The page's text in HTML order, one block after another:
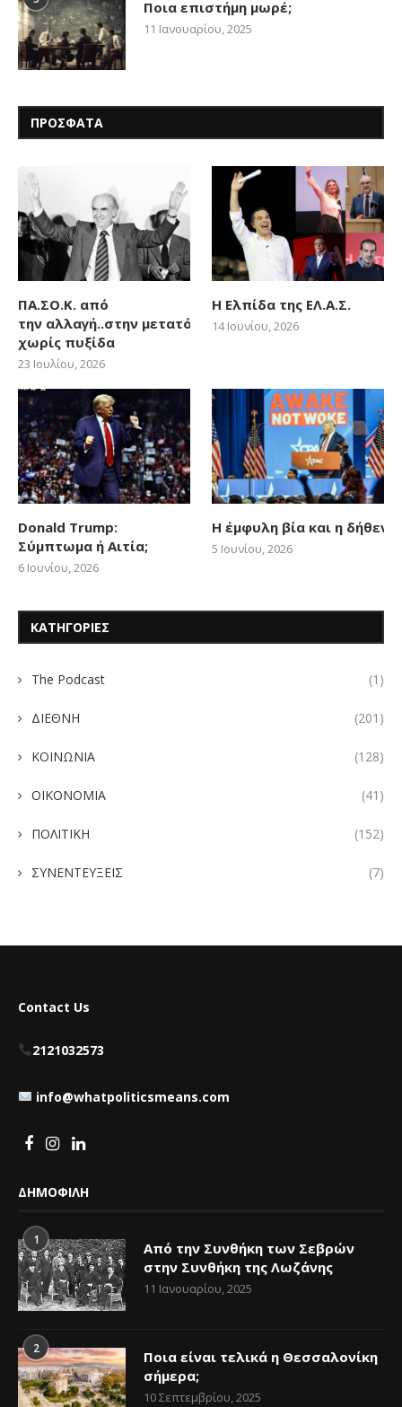
Ποια επιστήμη μωρέ;
11 Ιανουαρίου, 2025
ΠΡΟΣΦΑΤΑ
ΠΑ.ΣΟ.Κ. από
την αλλαγή..στην μετατόπιση
χωρίς πυξίδα
23 Ιουλίου, 2026
Η Ελπίδα της ΕΛ.Α.Σ.
14 Ιουνίου, 2026
Donald Trump:
Σύμπτωμα ή Αιτία;
6 Ιουνίου, 2026
Η έμφυλη βία και η δήθεν
5 Ιουνίου, 2026
ΚΑΤΗΓΟΡΙΕΣ
The Podcast (1)
ΔΙΕΘΝΗ (201)
ΚΟΙΝΩΝΙΑ (128)
ΟΙΚΟΝΟΜΙΑ (41)
ΠΟΛΙΤΙΚΗ (152)
ΣΥΝΕΝΤΕΥΞΕΙΣ (7)
Contact Us
2121032573
info@whatpoliticsmeans.com
ΔΗΜΟΦΙΛΗ
1
Από την Συνθήκη των Σεβρών
στην Συνθήκη της Λωζάνης
11 Ιανουαρίου, 2025
2
Ποια είναι τελικά η Θεσσαλονίκη
σήμερα;
10 Σεπτεμβρίου, 2025